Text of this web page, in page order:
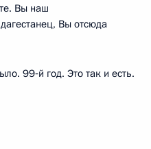
Вы наш
Вы отсюда
99‑й год. Это так и есть.